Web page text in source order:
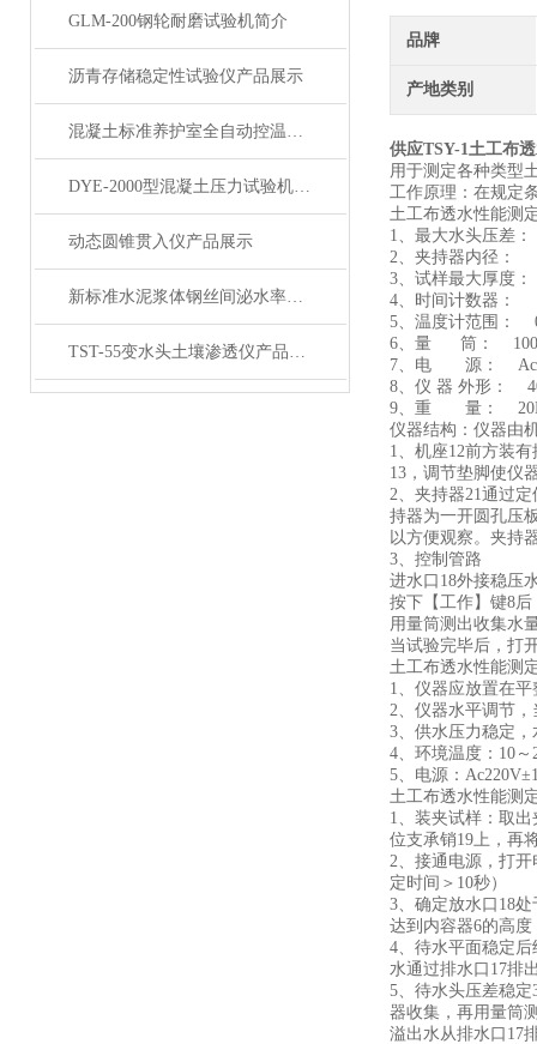
GLM-200钢轮耐磨试验机简介
沥青存储稳定性试验仪产品展示
混凝土标准养护室全自动控温控湿设备展示
DYE-2000型混凝土压力试验机200吨产品展示
动态圆锥贯入仪产品展示
新标准水泥浆体钢丝间泌水率试验仪毛细测定仪产品展示
TST-55变水头土壤渗透仪产品展示
品牌
产地类别
供应TSY-1土工布
用于测定各种类型
工作原理：在规定
土工布透水性能测
1、最大水头压差
2、夹持器内径：
3、试样最大厚度
4、时间计数器：
5、温度计范围：
6、量 筒：
7、电 源：
8、仪 器 外形：
9、重 量：
仪器结构：仪器由
1、机座12前方装
13，调节垫脚使仪
2、夹持器21通过
持器为一开圆孔压
以方便观察。夹持
3、控制管路
进水口 18外接稳压
按下【工作】键8后
用量筒测出收集水
当试验完毕后，打
土工布透水性能测
1、仪器应放置在
2、仪器水平调节
3、供水压力稳定
4、环境温度：10
5、电源：
土工布透水性能测
1、装夹试样：取
位支承销19上，再
2、接通电源，打
定时间＞10秒）
3、确定放水口18
达到内容器6的高
4、待水平面稳定
水通过排水口17排
5、待水头压差稳
器收集，再用量筒
溢出水从排水口17